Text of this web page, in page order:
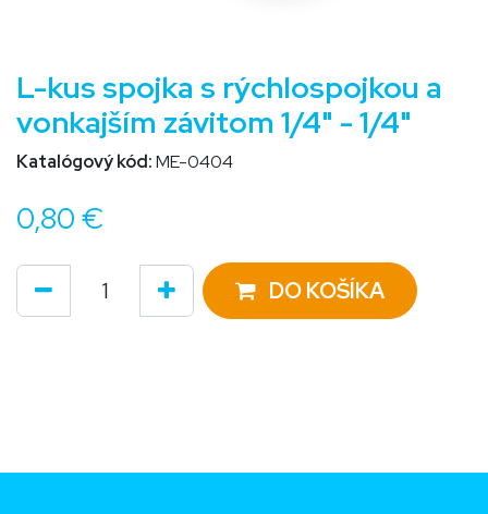
L-kus spojka s rýchlospojkou a
vonkajším závitom 1/4" - 1/4"
Katalógový kód:ME-0404
0,80 €
DO KOŠÍKA